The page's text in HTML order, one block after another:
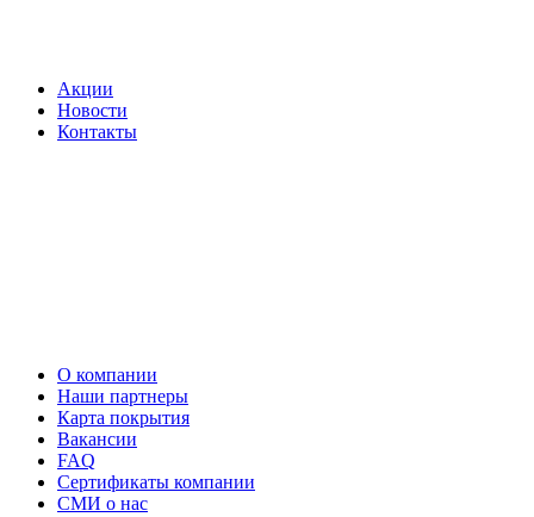
Акции
Новости
Контакты
О компании
Наши партнеры
Карта покрытия
Вакансии
FAQ
Сертификаты компании
СМИ о нас